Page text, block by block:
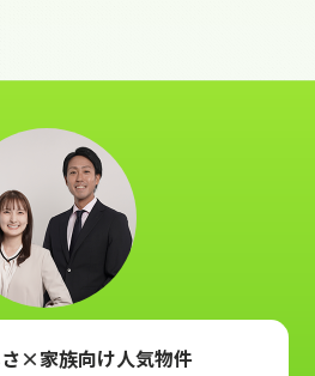
×家族向け人気物件